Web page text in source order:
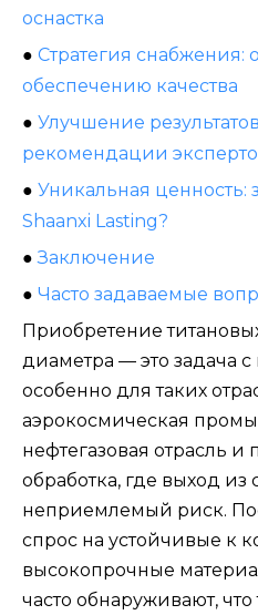
оснастка
● Стратегия снабжения:
обеспечению качества
● Улучшение
рекомендации
● Уникальная ценность:
Shaanxi Lasting?
●Заключение
● Часто задаваемые
Приобретение
диаметра — это задача
особенно для таких
аэрокосмическая
нефтегазовая отрасль
обработка, где выход из
неприемлемый риск.
спрос на устойчивые к
высокопрочные
часто обнаруживают,